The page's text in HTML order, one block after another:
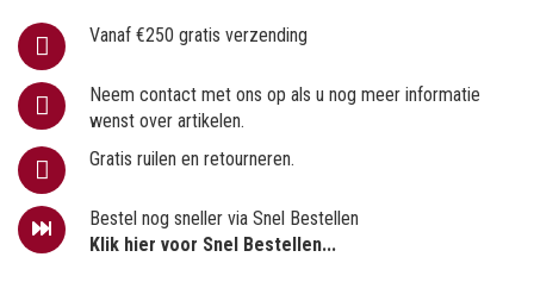
Vanaf €250 gratis verzending
Neem contact met ons op als u nog meer informatie
wenst over artikelen.
Gratis ruilen en retourneren.
Bestel nog sneller via Snel Bestellen
Klik hier voor Snel Bestellen...